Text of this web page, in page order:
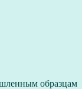
образцам